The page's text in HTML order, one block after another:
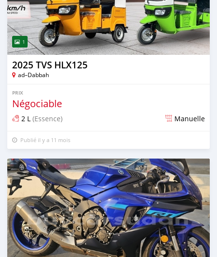
1
2025 TVS HLX125
ad–Dabbah
PRIX
Négociable
2 L (Essence) Manuelle
Publié il y a 11 mois